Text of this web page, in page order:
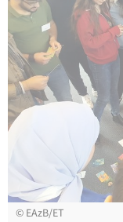
© EAzB/ET